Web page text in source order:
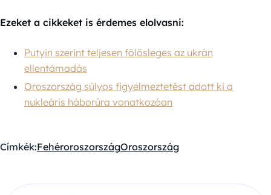
Ezeket a cikkeket is érdemes elolvasni:
Putyin szerint teljesen fölösleges az ukrán
ellentámadás
Oroszország súlyos figyelmeztetést adott ki a
nukleáris háborúra vonatkozóan
Címkék:FehéroroszországOroszország